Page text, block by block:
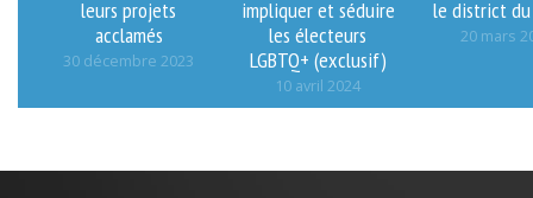
leurs projets
acclamés
30 décembre 2023
impliquer et séduire
les électeurs
LGBTQ+ (exclusif)
10 avril 2024
le district
20 mars